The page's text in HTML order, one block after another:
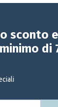
sconto
di